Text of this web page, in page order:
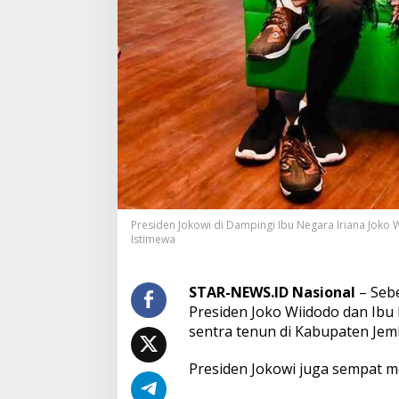
d
n
J
o
k
o
w
B
o
r
o
g
a
t
u
t
Presiden Jokowi di Dampingi Ibu Negara Iriana
Istimewa
STAR-NEWS.ID Nasional –
Presiden Joko Wiidodo dan
sentra tenun di Kabupaten
Presiden Jokowi juga sempat